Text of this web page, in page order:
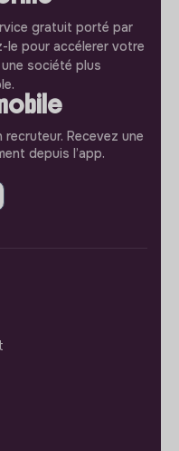
gratuit porté par
le pour accélerer votre
société plus
recruteur. Recevez une
depuis l’app.